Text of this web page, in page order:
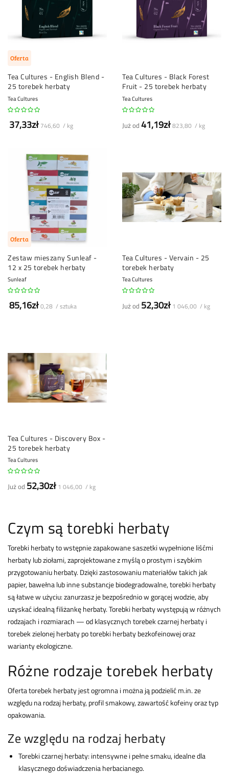
Oferta
Tea Cultures - English Blend -
25 torebek herbaty
Tea Cultures
37,33zł 746,60 / kg
Tea Cultures - Black Forest
Fruit - 25 torebek herbaty
Tea Cultures
Już od 41,19zł823,80 / kg
Oferta
Zestaw mieszany Sunleaf -
12 x 25 torebek herbaty
Sunleaf
85,16zł0,28 / sztuka
Tea Cultures - Vervain - 25
torebek herbaty
Tea Cultures
Już od 52,30zł 1 046,00 / kg
Tea Cultures - Discovery Box -
25 torebek herbaty
Tea Cultures
Już od 52,30zł 1 046,00 / kg
Czym są torebki herbaty
Torebki herbaty to wstępnie zapakowane saszetki wypełnione liśćmi
herbaty lub ziołami, zaprojektowane z myślą o prostym i szybkim
przygotowaniu herbaty. Dzięki zastosowaniu materiałów takich jak
papier, bawełna lub inne substancje biodegradowalne, torebki herbaty
są łatwe w użyciu: zanurzasz je bezpośrednio w gorącej wodzie, aby
uzyskać idealną filiżankę herbaty. Torebki herbaty występują w różnych
rodzajach i rozmiarach — od klasycznych torebek czarnej herbaty i
torebek zielonej herbaty po torebki herbaty bezkofeinowej oraz
warianty ekologiczne.
Różne rodzaje torebek herbaty
Oferta torebek herbaty jest ogromna i można ją podzielić m.in. ze
względu na rodzaj herbaty, profil smakowy, zawartość kofeiny oraz typ
opakowania.
Ze względu na rodzaj herbaty
Torebki czarnej herbaty: intensywne i pełne smaku, idealne dla
klasycznego doświadczenia herbacianego.